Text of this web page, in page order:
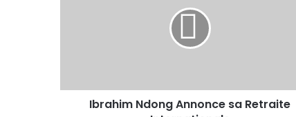
Ibrahim Ndong Annonce sa Retraite